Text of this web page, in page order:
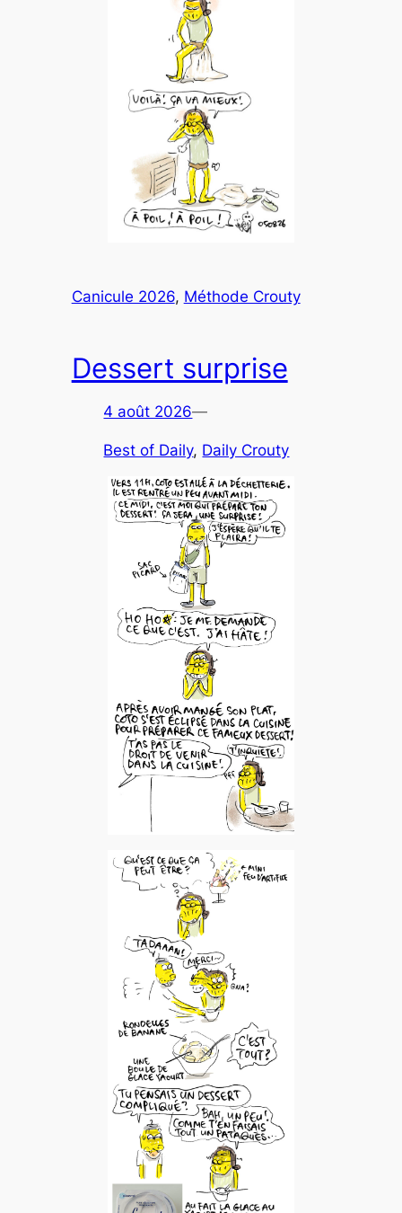
Canicule 2026, Méthode Crouty
Dessert surprise
4 août 2026—
Best of Daily, Daily Crouty